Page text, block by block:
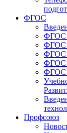
ФГОС
ФГОС
ФГОС
ФГОС
ФГОС
ФГОС
Профсоюз